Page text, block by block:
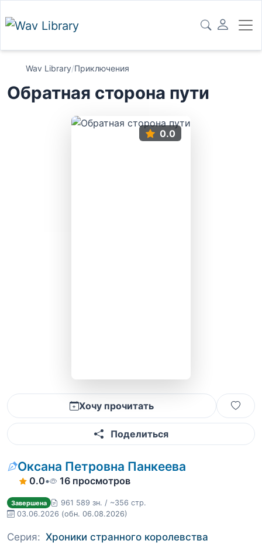
Wav Library/Приключения
Обратная сторона пути
0.0
Хочу прочитать
Поделиться
Оксана Петровна Панкеева
0.0• 16 просмотров
Завершена
961 589 зн. / ~356 стр.
03.06.2026 (обн. 06.08.2026)
Серия: Хроники странного королевства